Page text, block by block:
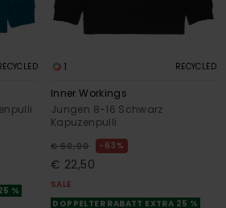
%
1 RECYCLED
Inner Workings
Jungen 8-16 Schwarz
Kapuzenpulli
€ 60,00 63%
€ 22,50
SALE
DOPPELTER RABATT EXTRA 25 %